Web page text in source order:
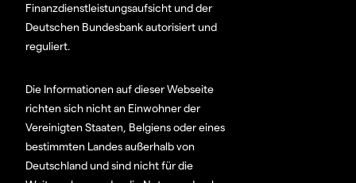
Finanzdienstleistungsaufsicht und der
Deutschen Bundesbank autorisiert und
reguliert.
Die Informationen auf dieser Webseite
richten sich nicht an Einwohner der
Vereinigten Staaten, Belgiens oder eines
bestimmten Landes außerhalb von
Deutschland und sind nicht für die